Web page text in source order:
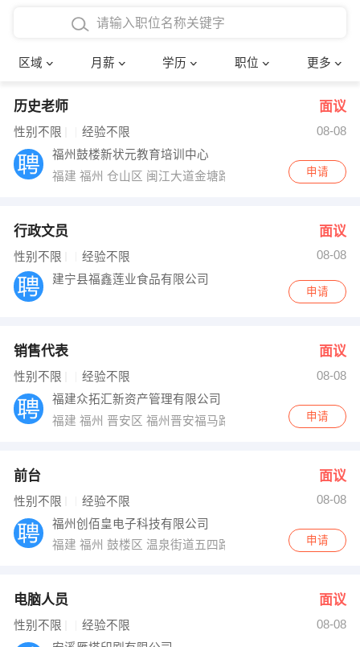
区域 月薪 学历 职位 更多
4000-5000元
8000-12000元
12000-20000元
博士
文员
财务会计
网络IT
快递员
收银员 技术员/工程师
水电/机修
出纳
编辑
跟单
其他职位
确定
历史老师 面议
性别不限 经验不限
08-08
福州鼓楼新状元教育培训中心
福建 福州 仓山区 闽江大道金塘路37号
申请
行政文员 面议
性别不限 经验不限
08-08
建宁县福鑫莲业食品有限公司
申请
销售代表 面议
性别不限 经验不限
08-08
福建众拓汇新资产管理有限公司
福建 福州 晋安区 福州晋安福马路36号天城小区房管家集
申请
前台 面议
性别不限 经验不限
08-08
福州创佰皇电子科技有限公司
福建 福州 鼓楼区 温泉街道五四路71号国贸广场22层G单
申请
电脑人员 面议
性别不限 经验不限
08-08